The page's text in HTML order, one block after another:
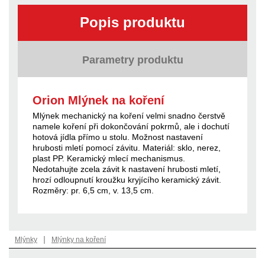
Popis produktu
Parametry produktu
Orion Mlýnek na koření
Mlýnek mechanický na koření velmi snadno čerstvě
namele koření při dokončování pokrmů, ale i dochutí
hotová jídla přímo u stolu. Možnost nastavení
hrubosti mletí pomocí závitu. Materiál: sklo, nerez,
plast PP. Keramický mlecí mechanismus.
Nedotahujte zcela závit k nastavení hrubosti mletí,
hrozí odloupnutí kroužku kryjícího keramický závit.
Rozměry: pr. 6,5 cm, v. 13,5 cm.
Mlýnky | Mlýnky na koření